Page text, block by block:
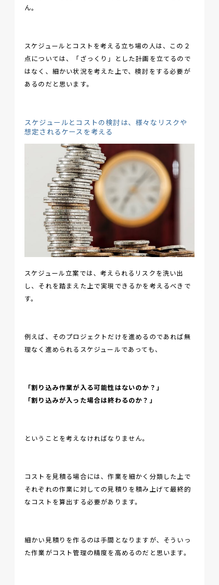
ん。
スケジュールとコストを考える立ち場の人は、この２
点については、「ざっくり」とした計画を立てるので
はなく、細かい状況を考えた上で、検討をする必要が
あるのだと思います。
スケジュールとコストの検討は、様々なリスクや
想定されるケースを考える
スケジュール立案では、考えられるリスクを洗い出
し、それを踏まえた上で実現できるかを考えるべきで
す。
例えば、そのプロジェクトだけを進めるのであれば無
理なく進められるスケジュールであっても、
「割り込み作業が入る可能性はないのか？」
「割り込みが入った場合は終わるのか？」
ということを考えなければなりません。
コストを見積る場合には、作業を細かく分類した上で
それぞれの作業に対しての見積りを積み上げて最終的
なコストを算出する必要があります。
細かい見積りを作るのは手間となりますが、そういっ
た作業がコスト管理の精度を高めるのだと思います。